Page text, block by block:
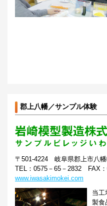
郡上八幡／サンプル体験
〒501-4224 岐阜県郡上市八幡
TEL：0575－65－2832 FAX
www.iwasakimokei.com
当工
製食